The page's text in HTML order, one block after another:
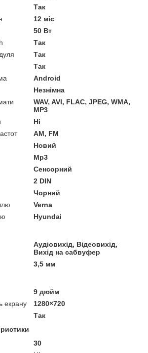
Так
12 міс
50 Вт
Так
Так
Так
Android
Незнімна
WAV, AVI, FLAC, JPEG, WMA,
MP3
Ні
AM, FM
Новий
Mp3
Сенсорний
2 DIN
Чорний
Verna
Hyundai
Аудіовихід, Відеовихід,
Вихід на сабвуфер
3,5 мм
9 дюйм
екрану
1280×720
Так
30